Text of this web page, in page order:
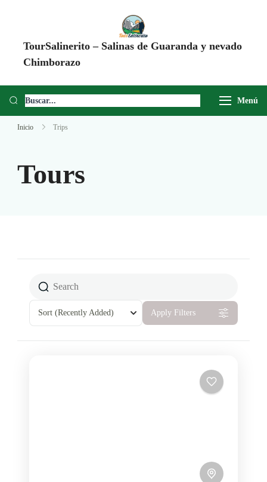
TourSalinerito – Salinas de Guaranda y nevado
Chimborazo
Chimborazo, Minas de Sal, Quesera El Salinerito, Chocolates El
Menú
Inicio Trips
Tours
Sort (Recently Added) Apply Filters